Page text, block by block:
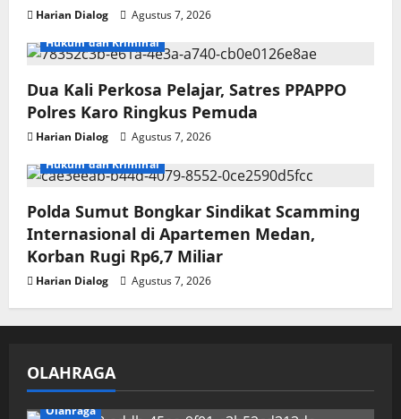
Harian Dialog
Agustus 7, 2026
Hukum dan Kriminal
Dua Kali Perkosa Pelajar, Satres PPAPPO
Polres Karo Ringkus Pemuda
Harian Dialog
Agustus 7, 2026
Hukum dan Kriminal
Polda Sumut Bongkar Sindikat Scamming
Internasional di Apartemen Medan,
Korban Rugi Rp6,7 Miliar
Harian Dialog Agustus 7, 2026
OLAHRAGA
Olahraga